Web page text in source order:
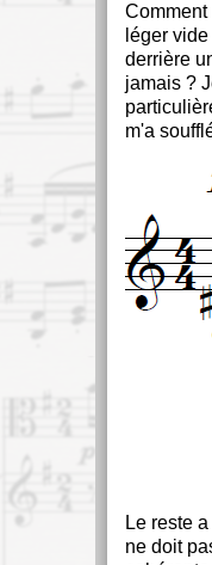
Comment
léger
derrière
jamais ?
m'a
Le reste
ne doit